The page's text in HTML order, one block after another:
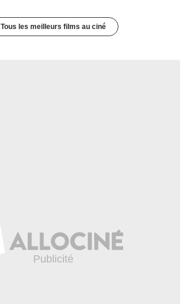
Tous les meilleurs films au ciné